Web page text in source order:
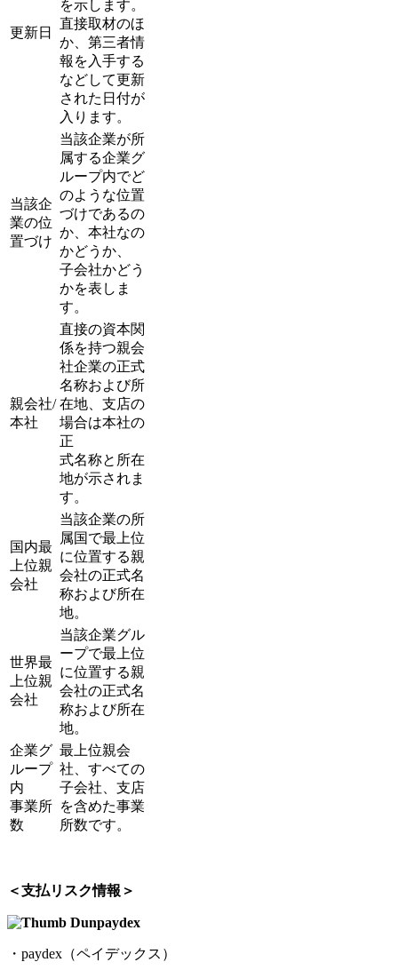
更新日
を示します。
直接取材のほ
か、第三者情
報を入手する
などして更新
された日付が
入ります。
当該企
業の位
置づけ
当該企業が所
属する企業グ
ループ内でど
のような位置
づけであるの
か、本社なの
かどうか、
子会社かどう
かを表しま
す。
親会社/
本社
直接の資本関
係を持つ親会
社企業の正式
名称および所
在地、支店の
場合は本社の
正
式名称と所在
地が示されま
す。
国内最
上位親
会社
当該企業の所
属国で最上位
に位置する親
会社の正式名
称および所在
地。
世界最
上位親
会社
当該企業グル
ープで最上位
に位置する親
会社の正式名
称および所在
地。
企業グ
ループ
内
事業所
数
最上位親会
社、すべての
子会社、支店
を含めた事業
所数です。
＜支払リスク情報＞
・paydex（ペイデックス）